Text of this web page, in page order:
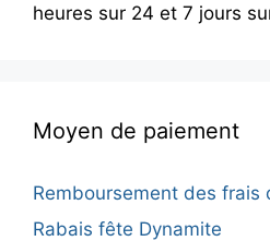
heures sur 24 et 7 jours
Moyen de paiement
Remboursement des frais
Rabais fête Dynamite